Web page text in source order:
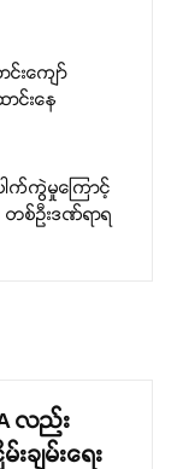
းကျော်
င်းနေ
ါက်ကွဲမှုကြောင့်
တစ်ဦးဒဏ်ရာရ
လည်း
ချမ်းရေး